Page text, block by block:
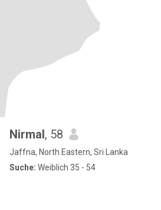
Nirmal, 58
Jaffna, North Eastern, Sri Lanka
Suche: Weiblich 35 - 54